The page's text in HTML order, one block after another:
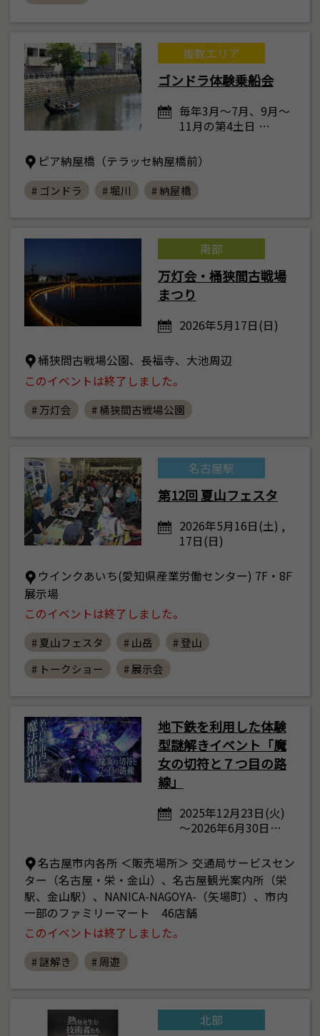
複数エリア
ゴンドラ体験乗船会
毎年3月～7月、9月～
11月の第4土日 …
ピア納屋橋（テラッセ納屋橋前）
# ゴンドラ # 堀川 # 納屋橋
南部
万灯会・桶狭間古戦場
まつり
2026年5月17日(日)
桶狭間古戦場公園、長福寺、大池周辺
このイベントは終了しました。
# 万灯会 # 桶狭間古戦場公園
名古屋駅
第12回 夏山フェスタ
2026年5月16日(土) ,
17日(日)
ウインクあいち(愛知県産業労働センター) 7F・8F
展示場
このイベントは終了しました。
# 夏山フェスタ # 山岳
# 登山
# トークショー
# 展示会
地下鉄を利用した体験
型謎解きイベント「魔
女の切符と７つ目の路
線」
2025年12月23日(火)
～2026年6月30日…
名古屋市内各所 ＜販売場所＞ 交通局サービスセン
ター（名古屋・栄・金山）、名古屋観光案内所（栄
駅、金山駅）、NANICA-NAGOYA-（矢場町）、市内
一部のファミリーマート 46店舗
このイベントは終了しました。
# 謎解き # 周遊
北部